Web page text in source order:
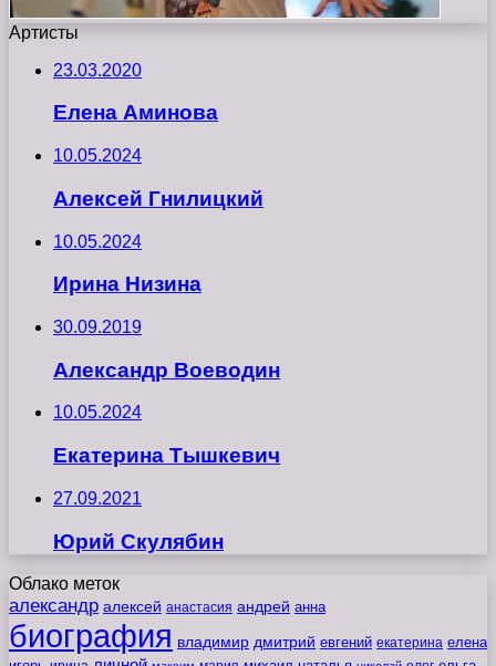
Артисты
23.03.2020
Елена Аминова
10.05.2024
Алексей Гнилицкий
10.05.2024
Ирина Низина
30.09.2019
Александр Воеводин
10.05.2024
Екатерина Тышкевич
27.09.2021
Юрий Скулябин
Облако меток
александр алексей анастасия андрей анна
биография владимир дмитрий евгений екатерина елена